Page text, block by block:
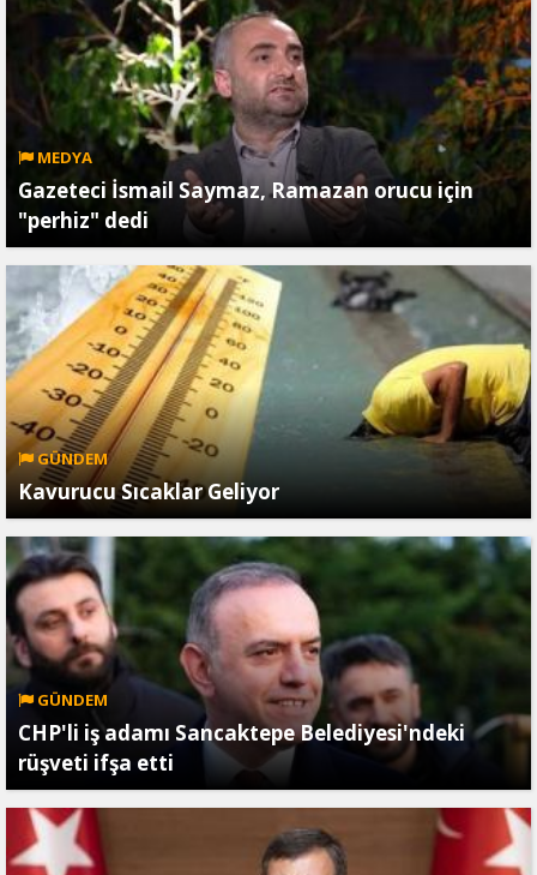
MEDYA
Gazeteci İsmail Saymaz, Ramazan orucu için
"perhiz" dedi
GÜNDEM
Kavurucu Sıcaklar Geliyor
GÜNDEM
CHP'li iş adamı Sancaktepe Belediyesi'ndeki
rüşveti ifşa etti